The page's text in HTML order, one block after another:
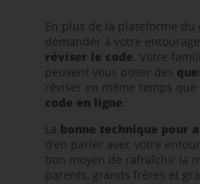
En plus de la plateforme du
demander à votre
réviser le code. Votre
peuvent vous poser des
réviser en même temps que
code en ligne.
La bonne technique pour
d’en parler avec votre
bon moyen de rafraîchir la
parents, grands frères et